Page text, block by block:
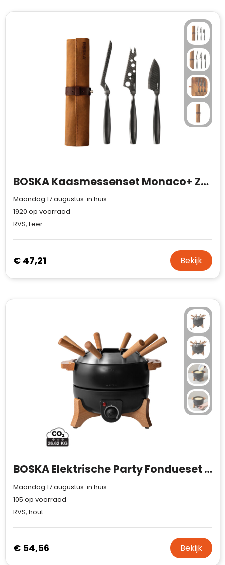
BOSKA Kaasmessenset Monaco+ Zwart
Maandag 17 augustus in huis
1920 op voorraad
RVS, Leer
€ 47,21 Bekijk
BOSKA Elektrische Party Fondueset - 2,3 l (EU-type F)
Maandag 17 augustus in huis
105 op voorraad
RVS, hout
€ 54,56 Bekijk